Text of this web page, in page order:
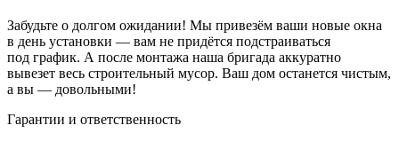
Забудьте о долгом ожидании! Мы привезём ваши новые окна
в день установки — вам не придётся подстраиваться
под график. А после монтажа наша бригада аккуратно
вывезет весь строительный мусор. Ваш дом останется чистым,
а вы — довольными!
Гарантии и ответственность